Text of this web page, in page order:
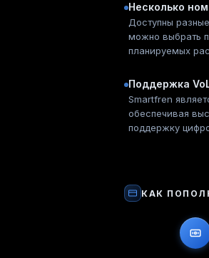
Несколько
Доступны
можно выбрать
планируемых
Поддержка
Smartfren
обеспечивая
поддержку
КАК